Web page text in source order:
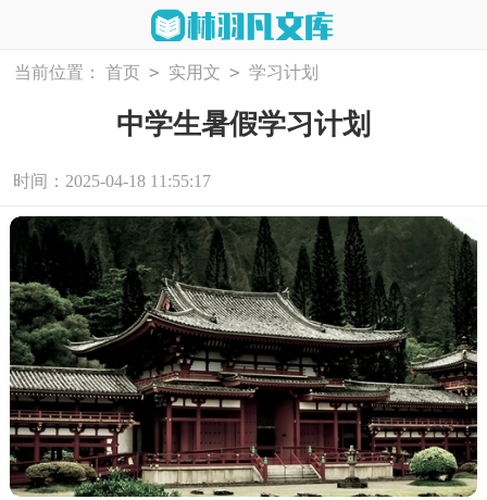
当前位置： 首页 > 实用文 > 学习计划
中学生暑假学习计划
时间：2025-04-18 11:55:17